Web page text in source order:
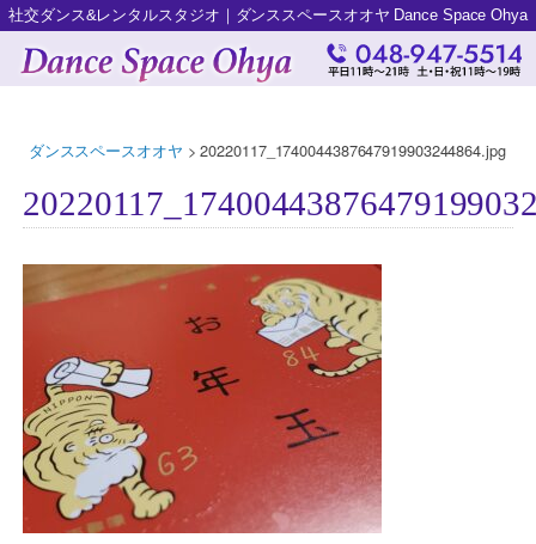
社交ダンス&レンタルスタジオ｜ダンススペースオオヤ Dance Space Ohya
ダンススペースオオヤ >20220117_1740044387647919903244864.jpg